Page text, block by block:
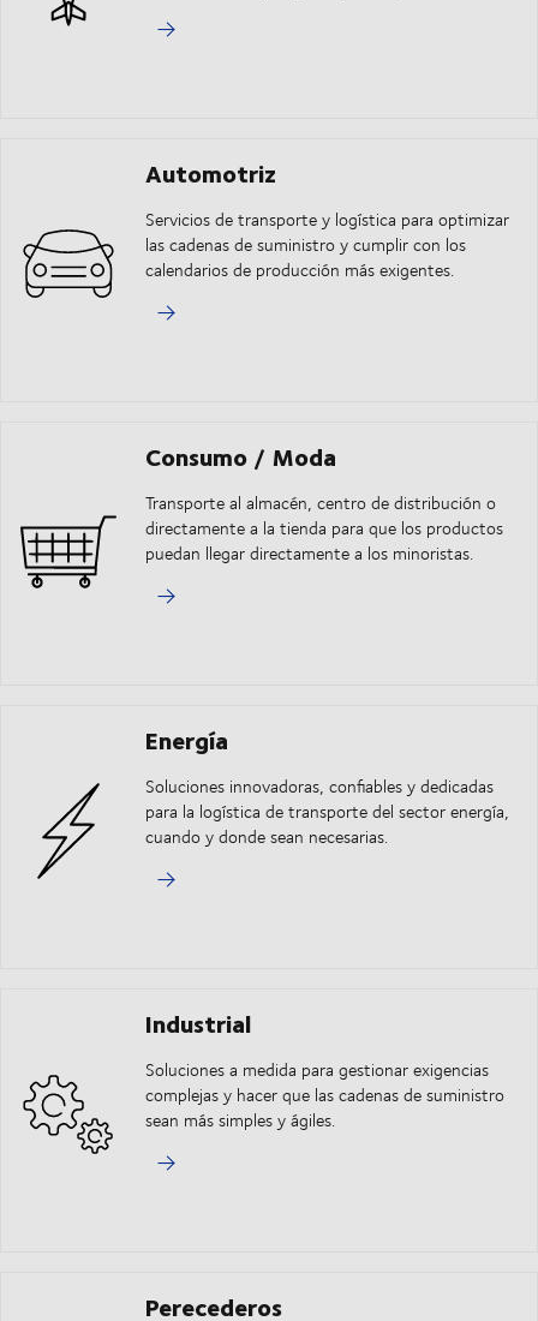
Automotriz
Servicios de transporte y logística para optimizar
las cadenas de suministro y cumplir con los
calendarios de producción más exigentes.
Consumo / Moda
Transporte al almacén, centro de distribución o
directamente a la tienda para que los productos
puedan llegar directamente a los minoristas.
Energía
Soluciones innovadoras, confiables y dedicadas
para la logística de transporte del sector energía,
cuando y donde sean necesarias.
Industrial
Soluciones a medida para gestionar exigencias
complejas y hacer que las cadenas de suministro
sean más simples y ágiles.
Perecederos